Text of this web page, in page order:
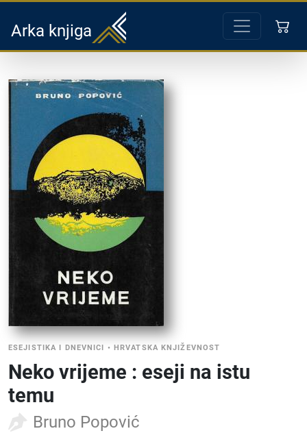
Arka knjiga
ESEJISTIKA I DNEVNICI • HRVATSKA KNJIŽEVNOST
Neko vrijeme : eseji na istu
temu
Bruno Popović